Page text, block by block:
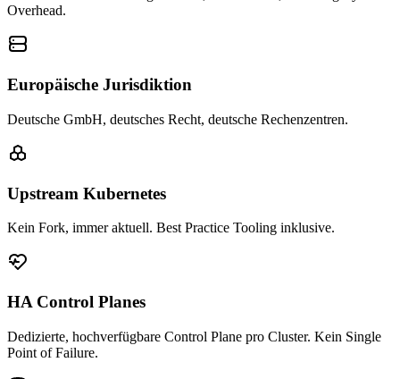
Overhead.
Europäische Jurisdiktion
Deutsche GmbH, deutsches Recht, deutsche Rechenzentren.
Upstream Kubernetes
Kein Fork, immer aktuell. Best Practice Tooling inklusive.
HA Control Planes
Dedizierte, hochverfügbare Control Plane pro Cluster. Kein Single
Point of Failure.